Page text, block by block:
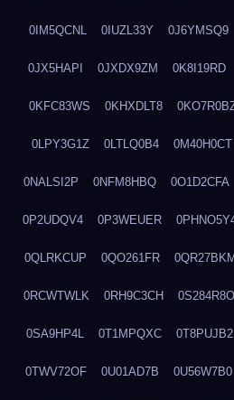
0IM5QCNL 0IUZL33Y 0J6YMSQ9
0JX5HAPI 0JXDX9ZM 0K8I19RD
0KFC83WS 0KHXDLT8
0LPY3G1Z 0LTLQ0B4 0M40H0CT
0NALSI2P 0NFM8HBQ 0O1D2CFA
0P2UDQV4 0P3WEUER
0QLRKCUP 0QO261FR 0QR27BKM
0RCWTWLK 0RH9C3CH 0S284R8O
0SA9HP4L 0T1MPQXC 0T8PUJB2
0TWV72OF 0U01AD7B 0U56W7B0